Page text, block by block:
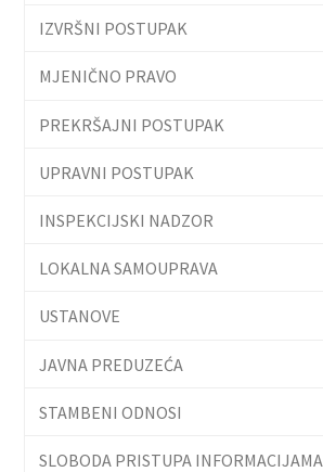
IZVRŠNI POSTUPAK
MJENIČNO PRAVO
PREKRŠAJNI POSTUPAK
UPRAVNI POSTUPAK
INSPEKCIJSKI NADZOR
LOKALNA SAMOUPRAVA
USTANOVE
JAVNA PREDUZEĆA
STAMBENI ODNOSI
SLOBODA PRISTUPA INFORMACIJAMA